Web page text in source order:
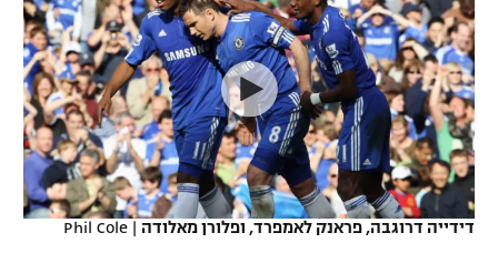
VOD
רץ ברשת
תוצאות
נבחרת ישראל
מכבי חיפה
בית"ר ירושלים
מכבי תל אביב
הפועל תל אביב
ליגה ספרדית
ליגה איטלקית
ליגה צרפתית
ליגה הולנדית
כדורסל נשים
מכבי תל אביב
הפועל חולון
הפועל ירושלים
דני אבדיה
יורוליג
יורוקאפ
טניס
כדוריד
כדורעף
שחייה
דידייה דרוגבה, פראנק לאמפרד, ופלורן מאלודה |
Phil Cole